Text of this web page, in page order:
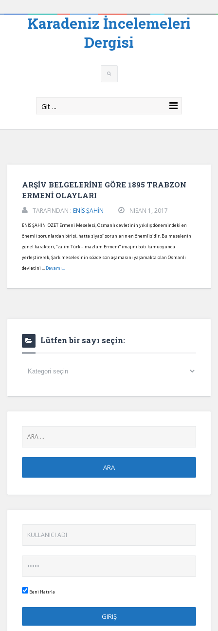
Karadeniz İncelemeleri
Dergisi
Git ...
ARŞİV BELGELERİNE GÖRE 1895 TRABZON
ERMENİ OLAYLARI
TARAFINDAN : ENİS ŞAHİN NISAN 1, 2017
ENİS ŞAHİN ÖZET Ermeni Meselesi, Osmanlı devletinin yıkılış dönemindeki en
önemli sorunlardan birisi, hatta siyasî sorunların en önemlisidir. Bu meselenin
genel karakteri, “zalim Türk – mazlum Ermeni” imajını batı kamuoyunda
yerleştirerek, Şark meselesinin sözde son aşamasını yaşamakta olan Osmanlı
devletini ... Devamı...
Lütfen bir sayı seçin:
Lütfen
Beni Hatırla